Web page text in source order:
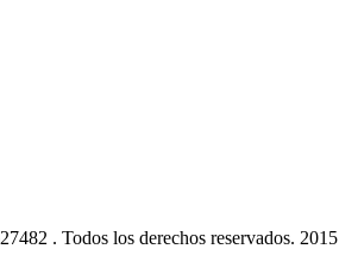
. Todos los derechos reservados. 2015